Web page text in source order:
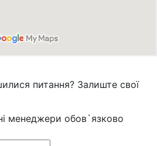
питання? Залиште свої
менеджери обов`язково